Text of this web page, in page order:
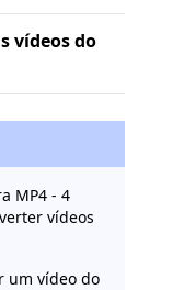
vídeos do
MP4 - 4
vídeos
um vídeo do